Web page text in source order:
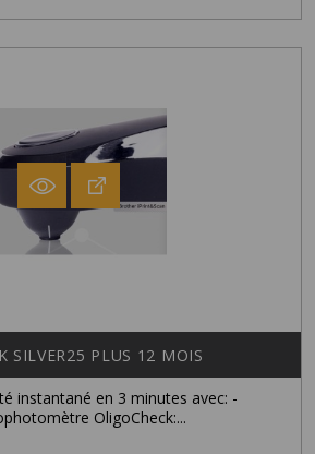
SILVER25 PLUS 12 MOIS
instantané en 3 minutes avec: -
OligoCheck:...